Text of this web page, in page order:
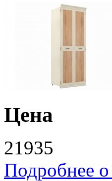
Цена
21935
Подробнее о